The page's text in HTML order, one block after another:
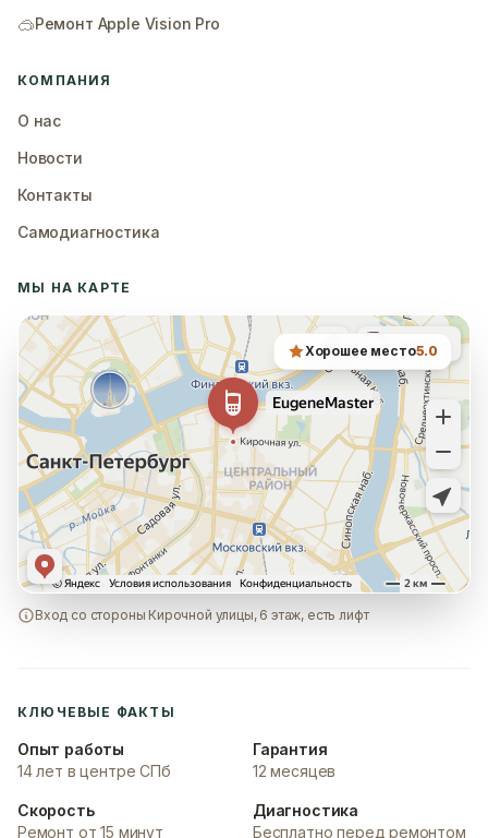
🥽Ремонт Apple Vision Pro
КОМПАНИЯ
О нас
Новости
Контакты
Самодиагностика
МЫ НА КАРТЕ
Хорошее место5.0
Вход со стороны Кирочной улицы, 6 этаж, есть лифт
КЛЮЧЕВЫЕ ФАКТЫ
Опыт работы
14 лет в центре СПб
Гарантия
12 месяцев
Скорость
Ремонт от 15 минут
Диагностика
Бесплатно перед ремонтом